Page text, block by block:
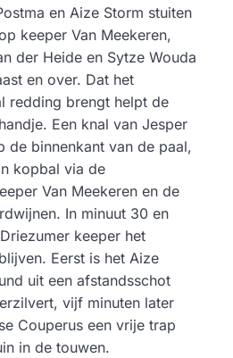
en Aize Storm stuiten
keeper Van Meekeren,
der Heide en Sytze Wouda
en over. Dat het
redding brengt helpt de
Een knal van Jesper
de binnenkant van de paal,
kopbal via de
Van Meekeren en de
In minuut 30 en
keeper het
Eerst is het Aize
uit een afstandsschot
vijf minuten later
Couperus een vrije trap
in de touwen.